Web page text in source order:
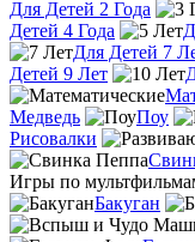
Для Детей 2 Года
Детей 4 Года
Для Детей 7
Детей 9 Лет
Медведь
Поу
Рисовалки
Игры по
Бакуган